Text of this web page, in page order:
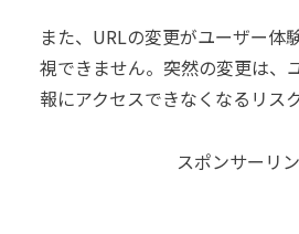
また、URLの変更がユーザー体
視できません。突然の変更は、
報にアクセスできなくなるリス
スポンサーリ